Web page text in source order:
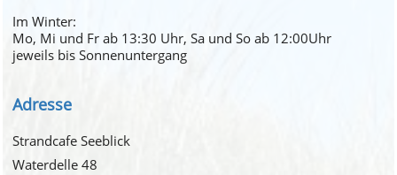
Im Winter:
Mo, Mi und Fr ab 13:30 Uhr, Sa und So ab 12:00Uhr
jeweils bis Sonnenuntergang
Adresse
Strandcafe Seeblick
Waterdelle 48